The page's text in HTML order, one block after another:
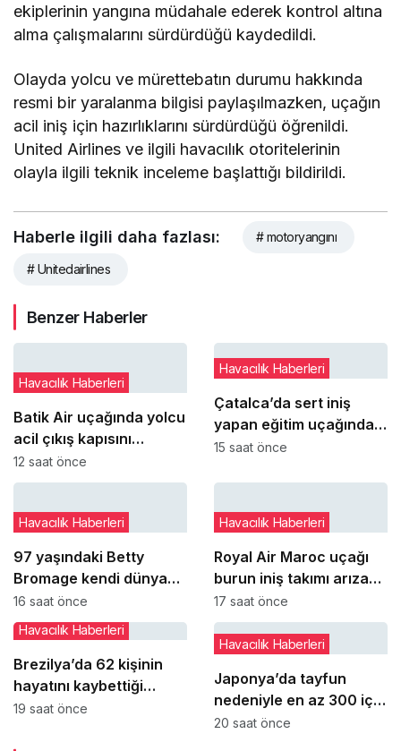
ekiplerinin yangına müdahale ederek kontrol altına
alma çalışmalarını sürdürdüğü kaydedildi.
Olayda yolcu ve mürettebatın durumu hakkında
resmi bir yaralanma bilgisi paylaşılmazken, uçağın
acil iniş için hazırlıklarını sürdürdüğü öğrenildi.
United Airlines ve ilgili havacılık otoritelerinin
olayla ilgili teknik inceleme başlattığı bildirildi.
Haberle ilgili daha fazlası: # motoryangını
# Unitedairlines
Benzer Haberler
Batik Air uçağında yolcu
acil çıkış kapısını
açmaya çalıştı
Havacılık Haberleri
12 saat önce
Çatalca’da sert iniş
yapan eğitim uçağındaki
öğrenci pilot yaralandı
Havacılık Haberleri
15 saat önce
97 yaşındaki Betty
Bromage kendi dünya
rekorunu yeniden kırdı
Havacılık Haberleri
16 saat önce
Royal Air Maroc uçağı
burun iniş takımı arızası
nedeniyle pistte kaldı
Havacılık Haberleri
17 saat önce
Brezilya’da 62 kişinin
hayatını kaybettiği
Voepass kazasında yeni
Havacılık Haberleri
19 saat önce
Japonya’da tayfun
nedeniyle en az 300 iç
hat seferi iptal edildi
Havacılık Haberleri
20 saat önce